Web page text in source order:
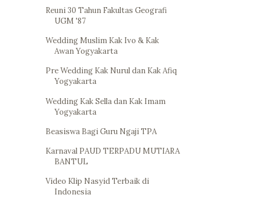
Reuni 30 Tahun Fakultas Geografi
UGM '87
Wedding Muslim Kak Ivo & Kak
Awan Yogyakarta
Pre Wedding Kak Nurul dan Kak Afiq
Yogyakarta
Wedding Kak Sella dan Kak Imam
Yogyakarta
Beasiswa Bagi Guru Ngaji TPA
Karnaval PAUD TERPADU MUTIARA
BANTUL
Video Klip Nasyid Terbaik di
Indonesia